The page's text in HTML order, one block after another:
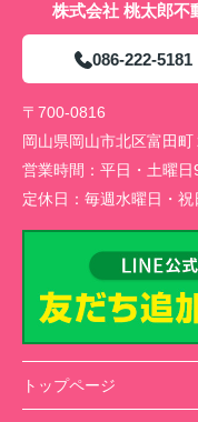
株式会社 桃太郎
086-222-5181
〒700-0816
岡山県岡山市北区富田
営業時間： 平日・土曜
定休日： 毎週水曜日・祝
トップページ